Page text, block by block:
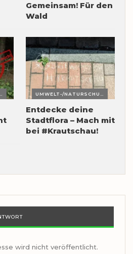
Gemeinsam! Für den
Wald
UMWELT-/NATURSCHUTZ UMWELT-/NATURSCHUTZ
Entdecke deine
Stadtflora – Mach mit
bei #Krautschau!
wird nicht veröffentlicht.